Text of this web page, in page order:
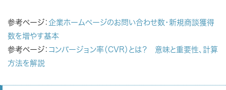
参考ページ： 企業ホームページのお問い合わせ数・新規商談獲得
数を増やす基本
参考ページ： コンバージョン率（CVR）とは？ 意味と重要性、計算
方法を解説